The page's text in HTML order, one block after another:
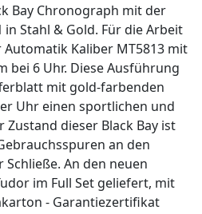
Bay Chronograph mit der
in Stahl & Gold. Für die Arbeit
Kaliber MT5813 mit
bei 6 Uhr. Diese Ausführung
mit gold-farbenden
Uhr einen sportlichen und
Zustand dieser Black Bay ist
an den
An den neuen
im Full Set geliefert, mit
- Garantiezertifikat